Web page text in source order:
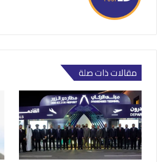
مقالات ذات صلة